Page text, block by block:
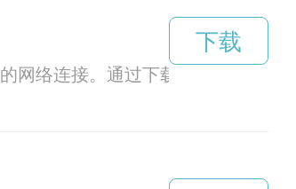
络连接。通过下载这款app，用
下载